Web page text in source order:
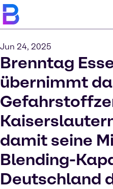
Jun 24, 2025
Brenntag
übernimmt
damit seine
Blending-
Deutschland